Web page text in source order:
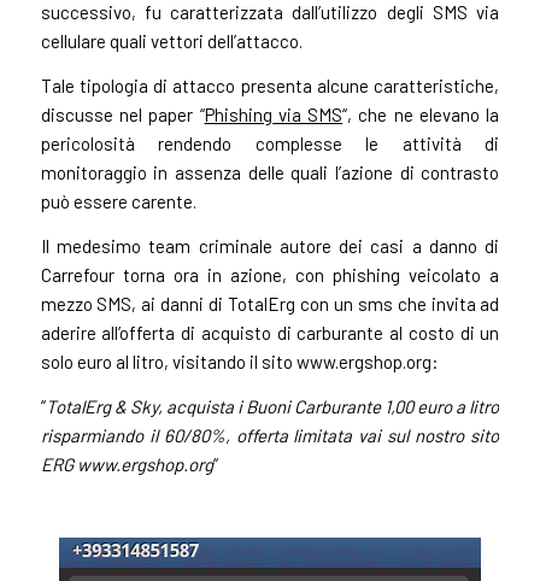
successivo, fu caratterizzata dall’utilizzo degli SMS via
cellulare quali vettori dell’attacco.
Tale tipologia di attacco presenta alcune caratteristiche,
discusse nel paper “Phishing via SMS“, che ne elevano la
pericolosità rendendo complesse le attività di
monitoraggio in assenza delle quali l’azione di contrasto
può essere carente.
Il medesimo team criminale autore dei casi a danno di
Carrefour torna ora in azione, con phishing veicolato a
mezzo SMS, ai danni di TotalErg con un sms che invita ad
aderire all’offerta di acquisto di carburante al costo di un
solo euro al litro, visitando il sito www.ergshop.org:
“TotalErg & Sky, acquista i Buoni Carburante 1,00 euro a litro
risparmiando il 60/80%, offerta limitata vai sul nostro sito
ERG www.ergshop.org“